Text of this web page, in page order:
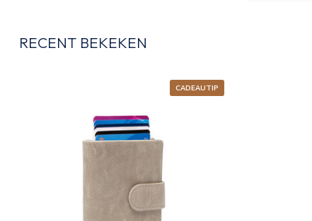
Ritsvakken binnenkant
RECENT BEKEKEN
CADEAUTIP